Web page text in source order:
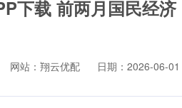
下载 前两月国民经济
网站：翔云优配
日期：2026-06-01